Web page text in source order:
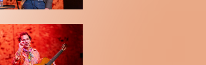
JJW-
SdS-
PH-